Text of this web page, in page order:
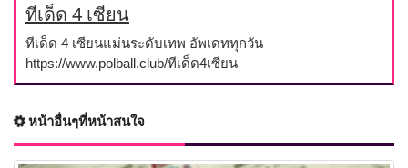
ทีเด็ด 4 เซียน
ทีเด็ด 4 เซียนแม่นระดับเทพ อัพเดททุกวัน
https://www.polball.club/ทีเด็ด4เซียน
หน้าอื่นๆที่หน้าสนใจ